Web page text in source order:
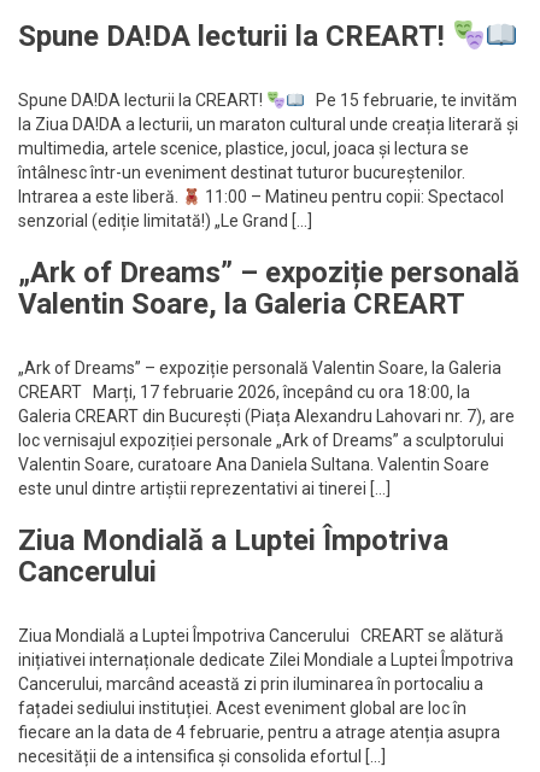
Spune DA!DA lecturii la CREART!
Spune DA!DA lecturii la CREART!
Pe 15 februarie, te invităm
la Ziua DA!DA a lecturii, un maraton cultural unde creația literară și
multimedia, artele scenice, plastice, jocul, joaca și lectura se
întâlnesc într-un eveniment destinat tuturor bucureștenilor.
Intrarea a este liberă.
11:00 – Matineu pentru copii: Spectacol
senzorial (ediție limitată!) „Le Grand […]
„Ark of Dreams” – expoziție personală
Valentin Soare, la Galeria CREART
„Ark of Dreams” – expoziție personală Valentin Soare, la Galeria
CREART Marți, 17 februarie 2026, începând cu ora 18:00, la
Galeria CREART din București (Piața Alexandru Lahovari nr. 7), are
loc vernisajul expoziției personale „Ark of Dreams” a sculptorului
Valentin Soare, curatoare Ana Daniela Sultana. Valentin Soare
este unul dintre artiștii reprezentativi ai tinerei […]
Ziua Mondială a Luptei Împotriva
Cancerului
Ziua Mondială a Luptei Împotriva Cancerului CREART se alătură
inițiativei internaționale dedicate Zilei Mondiale a Luptei Împotriva
Cancerului, marcând această zi prin iluminarea în portocaliu a
fațadei sediului instituției. Acest eveniment global are loc în
fiecare an la data de 4 februarie, pentru a atrage atenția asupra
necesității de a intensifica și consolida efortul […]